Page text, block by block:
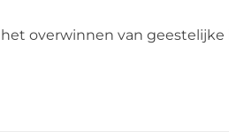
overwinnen van geestelijke